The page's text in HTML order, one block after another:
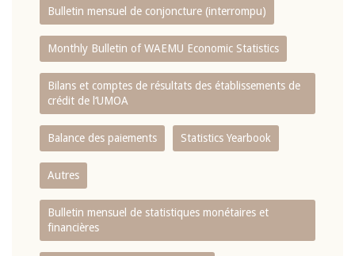
Bulletin mensuel de conjoncture (interrompu)
Monthly Bulletin of WAEMU Economic Statistics
Bilans et comptes de résultats des établissements de
crédit de l‘UMOA
Balance des paiements Statistics Yearbook
Autres
Bulletin mensuel de statistiques monétaires et
financières